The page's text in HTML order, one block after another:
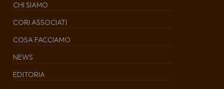
CHI SIAMO
CORI ASSOCIATI
COSA FACCIAMO
NEWS
EDITORIA